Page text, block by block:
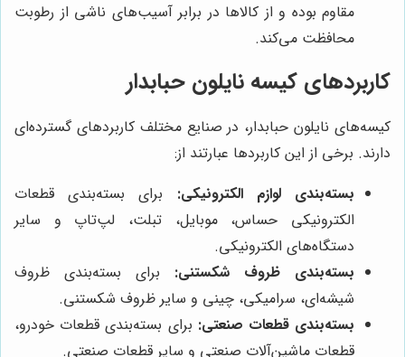
مقاوم بوده و از کالاها در برابر آسیب‌های ناشی از رطوبت
محافظت می‌کند.
کاربردهای کیسه نایلون حبابدار
کیسه‌های نایلون حبابدار، در صنایع مختلف کاربردهای گسترده‌ای
دارند. برخی از این کاربردها عبارتند از:
بسته‌بندی لوازم الکترونیکی: برای بسته‌بندی قطعات
الکترونیکی حساس، موبایل، تبلت، لپ‌تاپ و سایر
دستگاه‌های الکترونیکی.
بسته‌بندی ظروف شکستنی: برای بسته‌بندی ظروف
شیشه‌ای، سرامیکی، چینی و سایر ظروف شکستنی.
بسته‌بندی قطعات صنعتی: برای بسته‌بندی قطعات خودرو،
قطعات ماشین‌آلات صنعتی و سایر قطعات صنعتی.